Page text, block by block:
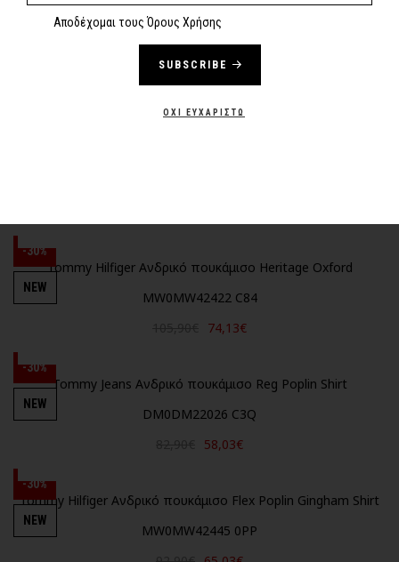
Αποδέχομαι τους Όρους Χρήσης
SUBSCRIBE
ΌΧΙ ΕΥΧΑΡΙΣΤΏ
-30%
NEW
Tommy Hilfiger Ανδρικό πουκάμισο Heritage Oxford
MW0MW42422 C84
74,13€
-30%
NEW
Tommy Jeans Ανδρικό πουκάμισο Reg Poplin Shirt
DM0DM22026 C3Q
58,03€
-30%
NEW
Tommy Hilfiger Ανδρικό πουκάμισο Flex Poplin Gingham Shirt
MW0MW42445 0PP